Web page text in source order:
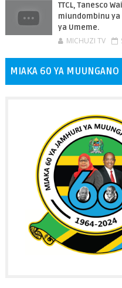
TTCL, Tanesco
miundombinu ya
ya Umeme.
MICHUZI TV
MIAKA 60 YA MUUNGANO